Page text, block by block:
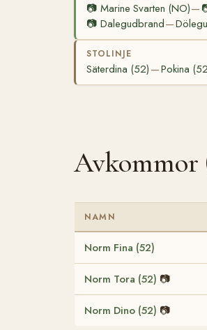
📷 Marine Svarten (NO)—
📷 Dalegudbrand—
STOLINJE
Säterdina (52) —Pokina
Avkommor
NAMN
Norm Fina (52)
Norm Tora (52) 📷
Norm Dino (52) 📷